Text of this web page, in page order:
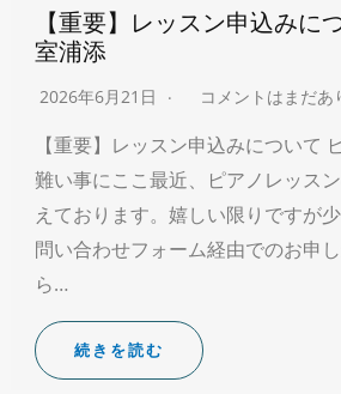
【重要】レッスン申込みに
室浦添
2026年6月21日 コメントはまだあ
【重要】レッスン申込みについて
難い事にここ最近、ピアノレッス
えております。嬉しい限りですが
問い合わせフォーム経由でのお申
ら…
続きを読む